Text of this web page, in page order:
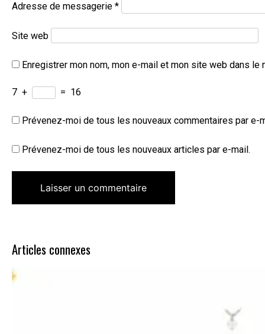
Adresse de messagerie *
Site web
Enregistrer mon nom, mon e-mail et mon site web dans le
7 + = 16
Prévenez-moi de tous les nouveaux commentaires par e-
Prévenez-moi de tous les nouveaux articles par e-mail.
Articles connexes